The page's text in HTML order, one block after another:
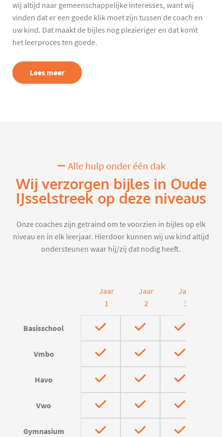
wij altijd naar gemeenschappelijke interesses, want wij
vinden dat er een goede klik moet zijn tussen de coach en
uw kind. Dat maakt de bijles nog plezieriger en dat komt
het leerproces ten goede.
Lees meer
Alle hulp onder één dak
Wij verzorgen bijles in Oude
IJsselstreek op deze niveaus
Onze coaches zijn getraind om te voorzien in bijles op elk
niveau en in elk leerjaar. Hierdoor kunnen wij uw kind altijd
ondersteunen waar hij/zij dat nodig heeft.
Jaar
1
Jaar
2
Jaar
3
Basisschool
Vmbo
Havo
Vwo
Gymnasium